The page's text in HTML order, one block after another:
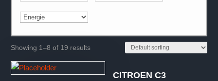
Showing 1–8 of 19 results
CITROEN C3